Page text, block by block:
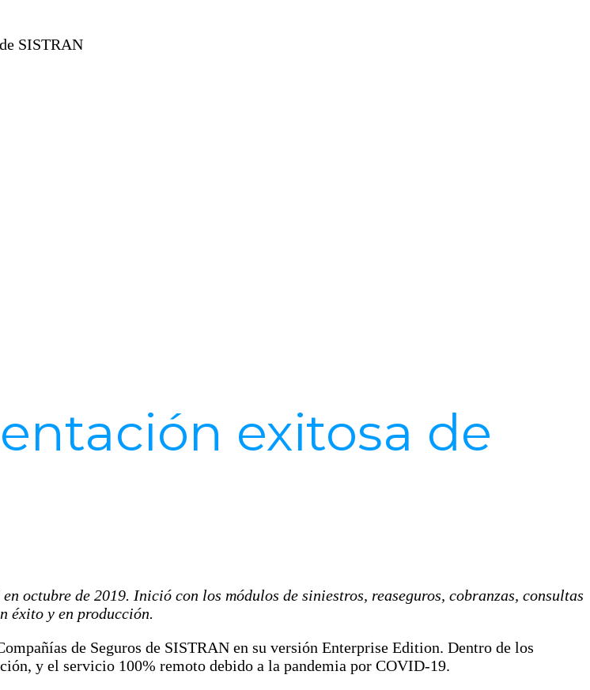
SISTRAN
exitosa de
octubre de 2019. Inició con los módulos de siniestros, reaseguros, cobranzas, consultas
éxito y en producción.
de Seguros de SISTRAN en su versión Enterprise Edition. Dentro de los
y el servicio 100% remoto debido a la pandemia por COVID-19.